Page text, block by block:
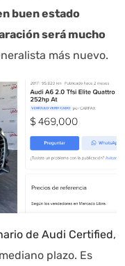
buen estado
será mucho
más nuevo.
de Audi Certified,
plazo. Es
Inteligente
¿Qué estás
ofrece
errores.
optimiza